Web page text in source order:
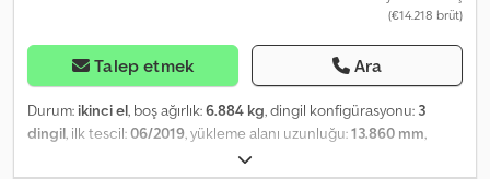
(€14.218 brüt)
Talep etmek Ara
Durum: ikinci el, boş ağırlık:6.884 kg, dingil konfigürasyonu: 3
dingil , ilk tescil:06/2019 , yükleme alanı uzunluğu:13.860 mm
2.550 mm, yükleme alanı yüksekliği: